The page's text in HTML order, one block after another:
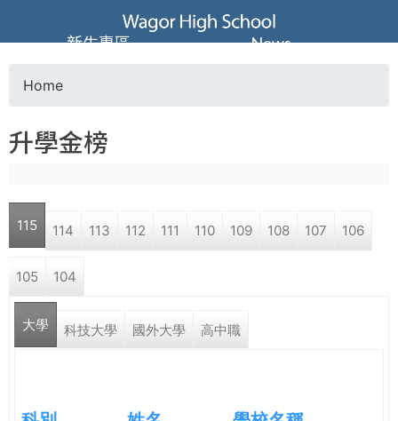
Jump to navigation
葳
格
高
中
學
o
u
a
r
e
e
Home
升學金榜
115 114 113 112 111 110 109 108 107 106
105 104
大學 科技大學 國外大學 高中職
新生專區 News